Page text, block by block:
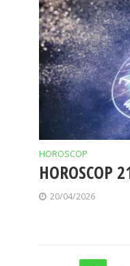
HOROSCOP
HOROSCOP
20/04/2026